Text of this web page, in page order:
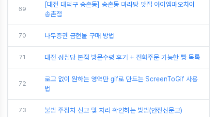
69
[대전 대덕구 송촌동] 송촌동 마라탕 맛집 아이엠마오차이
송촌점
70 나무증권 금현물 구매 방법
71 대전 성심당 본점 방문수령 후기 + 전화주문 가능한 빵 목록
72
로고 없이 원하는 영역만 gif로 만드는 ScreenToGif 사용
법
73 불법 주정차 신고 및 처리 확인하는 방법(안전신문고)